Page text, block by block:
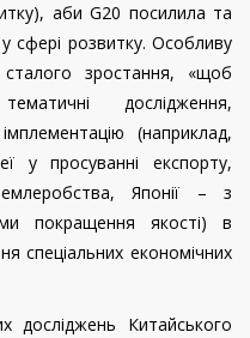
абиG20 посилила та
сфері розвитку. Особливу
сталого зростання, «щоб
дослідження,
(наприклад,
у просуванні експорту,
Японії – з
покращення якості) в
спеціальних економічних
досліджень Китайського